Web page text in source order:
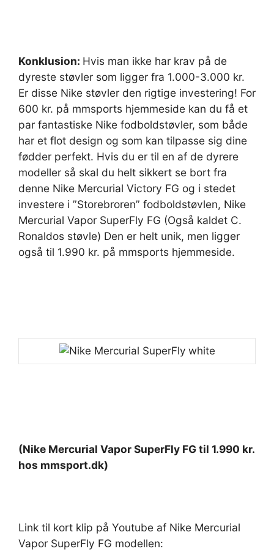
Konklusion: Hvis man ikke har krav på de
dyreste støvler som ligger fra 1.000-3.000 kr.
Er disse Nike støvler den rigtige investering! For
600 kr. på mmsports hjemmeside kan du få et
par fantastiske Nike fodboldstøvler, som både
har et flot design og som kan tilpasse sig dine
fødder perfekt. Hvis du er til en af de dyrere
modeller så skal du helt sikkert se bort fra
denne Nike Mercurial Victory FG og i stedet
investere i ”Storebroren” fodboldstøvlen, Nike
Mercurial Vapor SuperFly FG (Også kaldet C.
Ronaldos støvle) Den er helt unik, men ligger
også til 1.990 kr. på mmsports hjemmeside.
(Nike Mercurial Vapor SuperFly FG til 1.990 kr.
hos mmsport.dk)
Link til kort klip på Youtube af Nike Mercurial
Vapor SuperFly FG modellen: